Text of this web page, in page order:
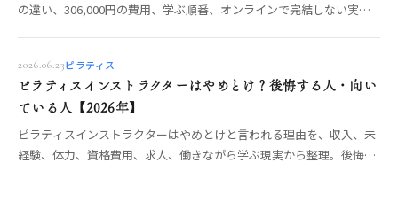
の違い、306,000円の費用、学ぶ順番、オンラインで完結しない実
2026.06.23ピラティス
ピラティスインストラクターはやめとけ？後悔する人・向い
ている人【2026年】
ピラティスインストラクターはやめとけと言われる理由を、収入、未
経験、体力、資格費用、求人、働きながら学ぶ現実から整理。後悔し